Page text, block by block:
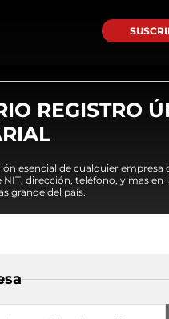
REGISTRO
esencial de cualquier empresa
dirección, teléfono, y mas en
grande del país.